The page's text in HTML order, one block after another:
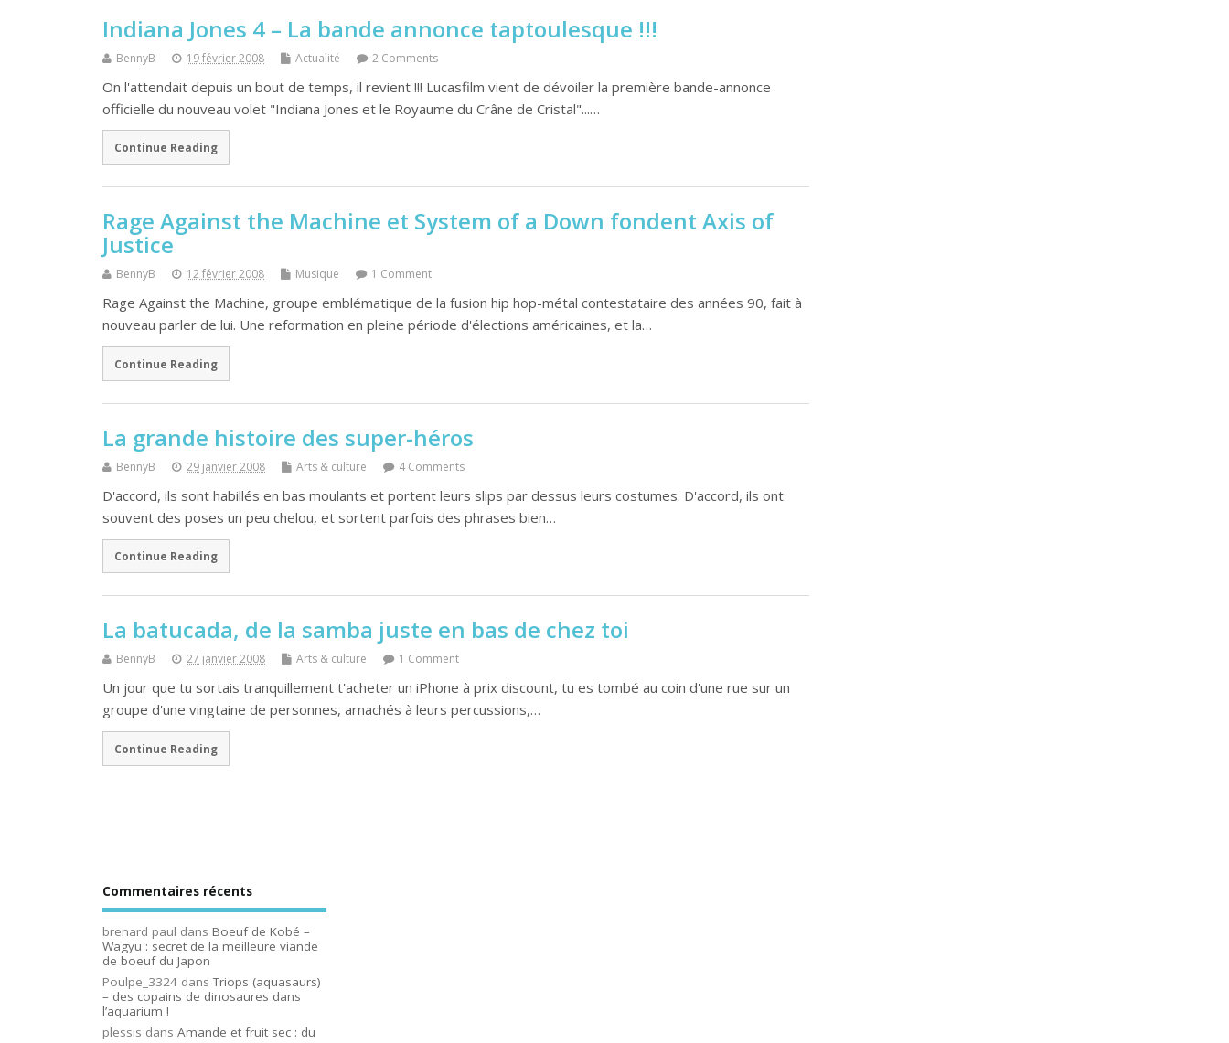
Indiana Jones 4 – La bande annonce taptoulesque !!!
BennyB 19 février 2008 Actualité 2 Comments
On l'attendait depuis un bout de temps, il revient !!! Lucasfilm vient de dévoiler la première bande-annonce
officielle du nouveau volet "Indiana Jones et le Royaume du Crâne de Cristal"...…
Continue Reading
Rage Against the Machine et System of a Down fondent Axis of
Justice
BennyB 12 février 2008 Musique 1 Comment
Rage Against the Machine, groupe emblématique de la fusion hip hop-métal contestataire des années 90, fait à
nouveau parler de lui. Une reformation en pleine période d'élections américaines, et la…
Continue Reading
La grande histoire des super-héros
BennyB 29 janvier 2008 Arts & culture 4 Comments
D'accord, ils sont habillés en bas moulants et portent leurs slips par dessus leurs costumes. D'accord, ils ont
souvent des poses un peu chelou, et sortent parfois des phrases bien…
Continue Reading
La batucada, de la samba juste en bas de chez toi
BennyB 27 janvier 2008 Arts & culture 1 Comment
Un jour que tu sortais tranquillement t'acheter un iPhone à prix discount, tu es tombé au coin d'une rue sur un
groupe d'une vingtaine de personnes, arnachés à leurs percussions,…
Continue Reading
Commentaires récents
brenard paul dans Boeuf de Kobé –
Wagyu : secret de la meilleure viande
de boeuf du Japon
Poulpe_3324 dansTriops (aquasaurs)
– des copains de dinosaures dans
l’aquarium !
plessis dans Amande et fruit sec : du